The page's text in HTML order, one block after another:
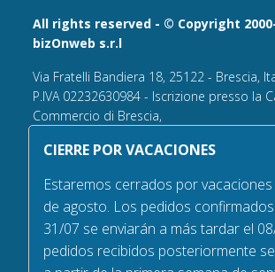
All rights reserved - © Copyright
bizOnweb s.r.l
Via Fratelli Bandiera 18, 25122 - Brescia,
P.IVA 02232630984 - Iscrizione presso la
Commercio di Brescia,
n° REA 432569 Capitale sociale versato
Email:info@bandiere.it
PEC bizonweb@mailcertiﬁcatapec.it
CIERRE POR VACACIONES
Estaremos cerrados por vacaciones
de agosto. Los pedidos
31/07 se enviarán a más tardar el
pedidos recibidos posteriormente